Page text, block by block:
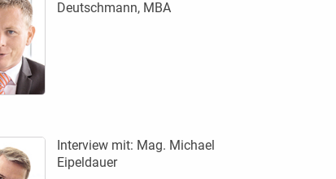
Deutschmann, MBA
Interview mit: Mag. Michael
Eipeldauer